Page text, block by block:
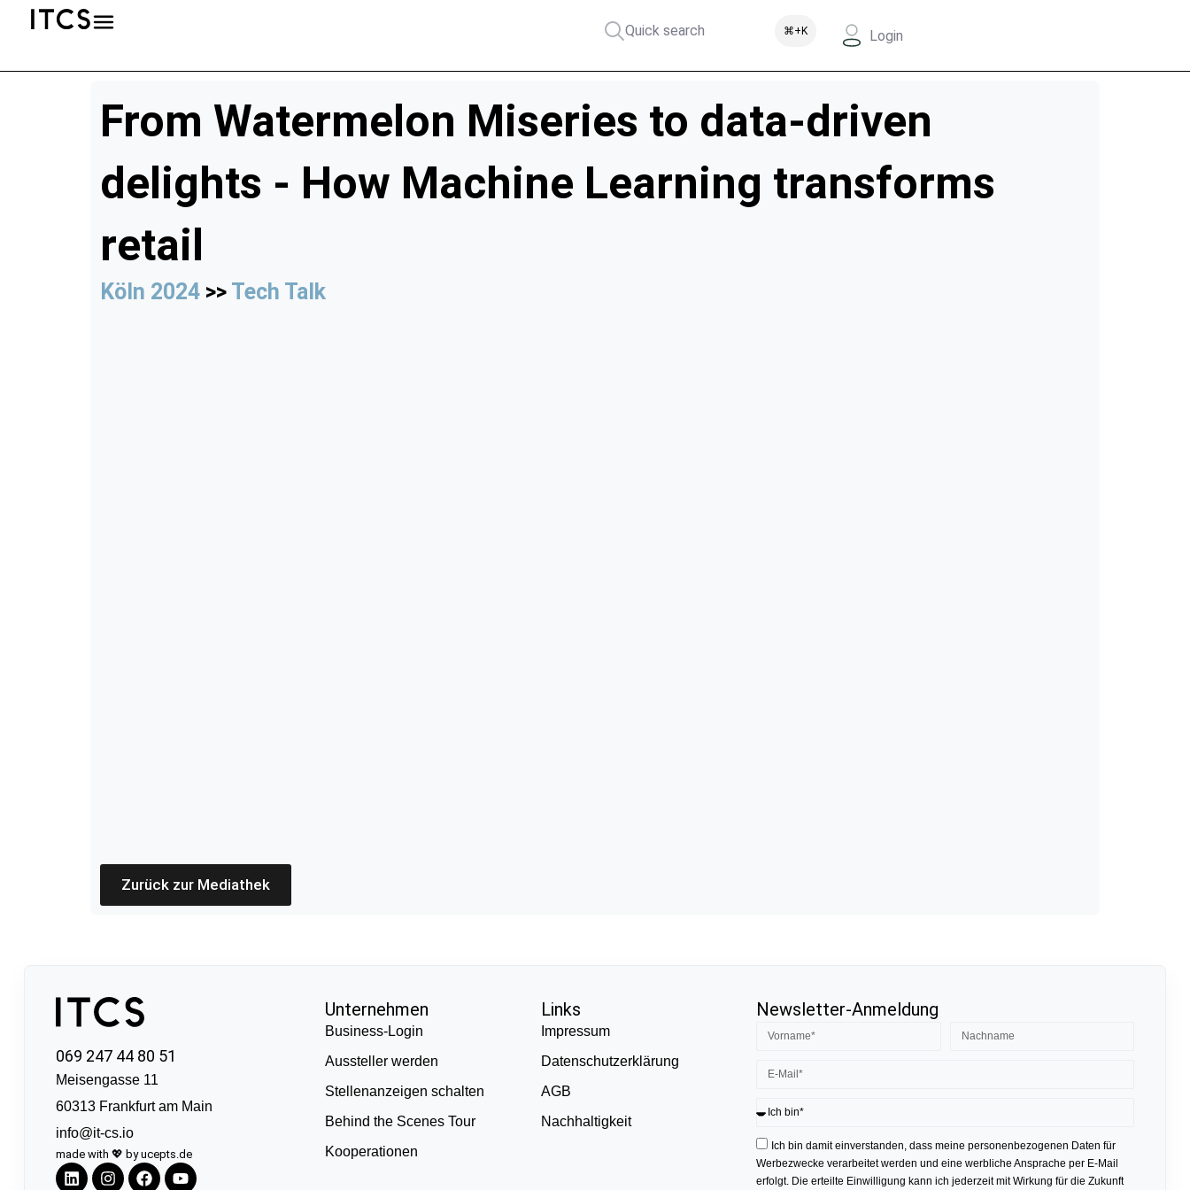
Quick search ⌘+K Login
From Watermelon Miseries to data-driven
delights - How Machine Learning transforms
retail
Köln 2024 >> Tech Talk
Zurück zur Mediathek
069 247 44 80 51
Meisengasse 11
60313 Frankfurt am Main
info@it-cs.io
made with 💖 by ucepts.de
Unternehmen
Business-Login
Aussteller werden
Stellenanzeigen schalten
Behind the Scenes Tour
Kooperationen
Links
Impressum
Datenschutzerklärung
AGB
Nachhaltigkeit
Newsletter-Anmeldung
Ich bin damit einverstanden, dass meine personenbezogenen Daten für
Werbezwecke verarbeitet werden und eine werbliche Ansprache per E-Mail
erfolgt. Die erteilte Einwilligung kann ich jederzeit mit Wirkung für die Zukunft